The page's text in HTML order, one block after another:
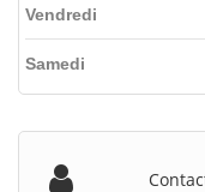
Vendredi
Samedi